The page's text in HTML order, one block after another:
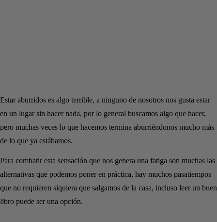
Estar aburridos es algo terrible, a ninguno de nosotros nos gusta estar
en un lugar sin hacer nada, por lo general buscamos algo que hacer,
pero muchas veces lo que hacemos termina aburriéndonos mucho más
de lo que ya estábamos.
Para combatir esta sensación que nos genera una fatiga son muchas las
alternativas que podemos poner en práctica, hay muchos pasatiempos
que no requieren siquiera que salgamos de la casa, incluso leer un buen
libro puede ser una opción.